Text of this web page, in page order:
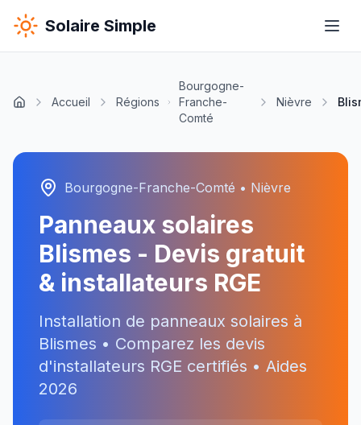
Solaire Simple
Accueil Régions
Bourgogne-
Franche-
Comté
Nièvre
Bourgogne-Franche-Comté • Nièvre
Panneaux solaires
Blismes - Devis gratuit
& installateurs RGE
Installation de panneaux solaires à
Blismes • Comparez les devis
d'installateurs RGE certifiés • Aides
2026